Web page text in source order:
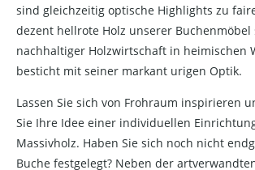
sind gleichzeitig optische Highlights zu
dezent hellrote Holz unserer Buchenmöbel
nachhaltiger Holzwirtschaft in heimischen
besticht mit seiner markant urigen Optik.
Lassen Sie sich von Frohraum inspirieren
Sie Ihre Idee einer individuellen
Massivholz. Haben Sie sich noch nicht
Buche festgelegt? Neben der